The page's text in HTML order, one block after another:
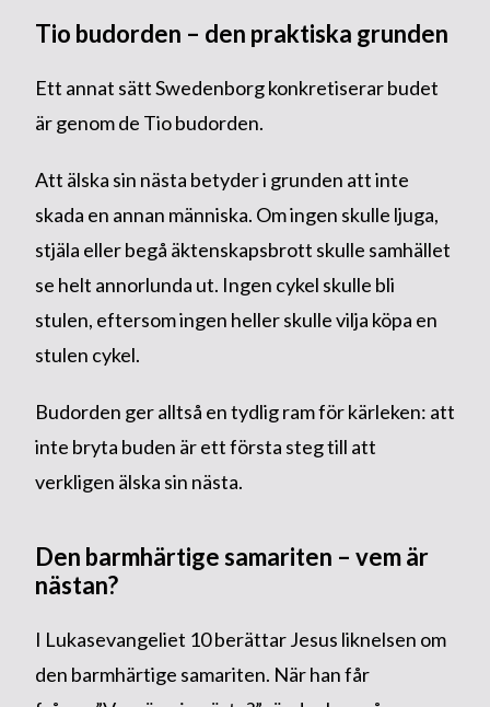
Tio budorden – den praktiska grunden
Ett annat sätt Swedenborg konkretiserar budet
är genom de Tio budorden.
Att älska sin nästa betyder i grunden att inte
skada en annan människa. Om ingen skulle ljuga,
stjäla eller begå äktenskapsbrott skulle samhället
se helt annorlunda ut. Ingen cykel skulle bli
stulen, eftersom ingen heller skulle vilja köpa en
stulen cykel.
Budorden ger alltså en tydlig ram för kärleken: att
inte bryta buden är ett första steg till att
verkligen älska sin nästa.
Den barmhärtige samariten – vem är
nästan?
I Lukasevangeliet 10 berättar Jesus liknelsen om
den barmhärtige samariten. När han får